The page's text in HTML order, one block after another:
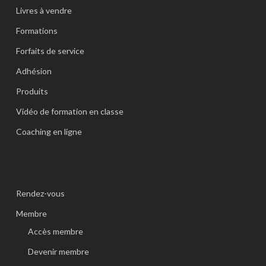
Livres à vendre
Formations
Forfaits de service
Adhésion
Produits
Vidéo de formation en classe
Coaching en ligne
Rendez-vous
Membre
Accès membre
Devenir membre